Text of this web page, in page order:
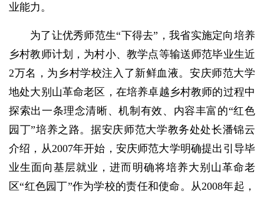
业能力。
为了让优秀师范生“下得去”，我省实施定向培养
乡村教师计划，为村小、教学点等输送师范毕业生近
2万名，为乡村学校注入了新鲜血液。安庆师范大学
地处大别山革命老区，在培养卓越乡村教师的过程中
探索出一条理念清晰、机制有效、内容丰富的“红色
园丁”培养之路。据安庆师范大学教务处处长潘锦云
介绍，从2007年开始，安庆师范大学明确提出引导毕
业生面向基层就业，进而明确将培养大别山革命老
区“红色园丁”作为学校的责任和使命。从2008年起，